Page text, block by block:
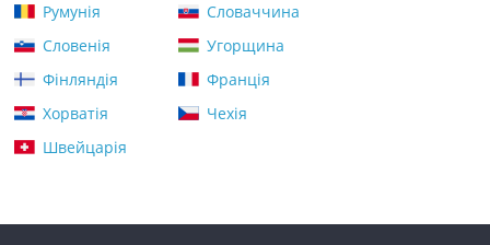
Румунія
Словаччина
Словенія
Угорщина
Фінляндія
Франція
Хорватія
Чехія
Швейцарія